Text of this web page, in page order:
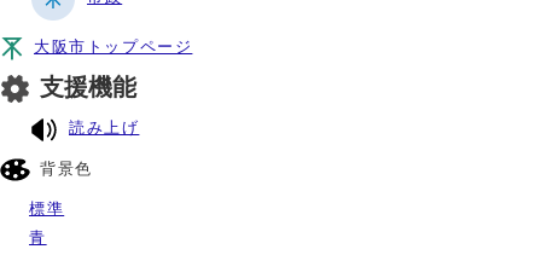
大阪市トップページ
支援機能
読み上げ
背景色
標準
青